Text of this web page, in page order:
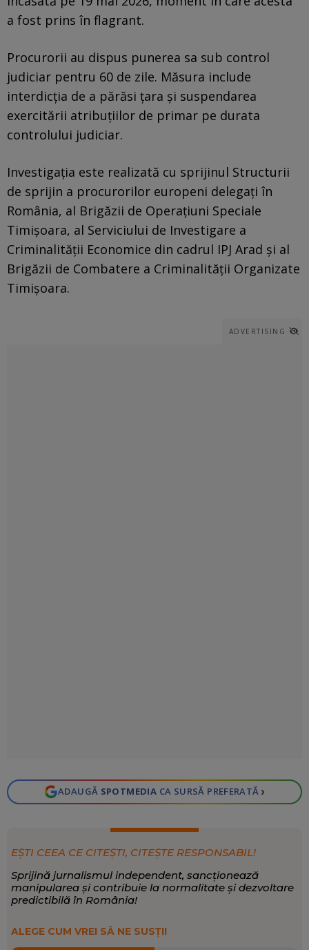
a fost prins în flagrant.
Procurorii au dispus punerea sa sub control
judiciar pentru 60 de zile. Măsura include
interdicția de a părăsi țara și suspendarea
exercitării atribuțiilor de primar pe durata
controlului judiciar.
Investigația este realizată cu sprijinul Structurii
de sprijin a procurorilor europeni delegați în
România, al Brigăzii de Operațiuni Speciale
Timișoara, al Serviciului de Investigare a
Criminalității Economice din cadrul IPJ Arad și al
Brigăzii de Combatere a Criminalității Organizate
Timișoara.
ADVERTISING
ADAUGĂ SPOTMEDIA CA SURSĂ PREFERATĂ ›
EȘTI CEEA CE CITEȘTI, CITEȘTE RESPONSABIL!
Sprijină jurnalismul independent, sancționează
manipularea și contribuie la normalitate și dezvoltare
predictibilă în România!
ALEGE CUM VREI SĂ NE SUSȚII